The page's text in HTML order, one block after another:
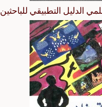
الدليل التطبيقي للباحثين